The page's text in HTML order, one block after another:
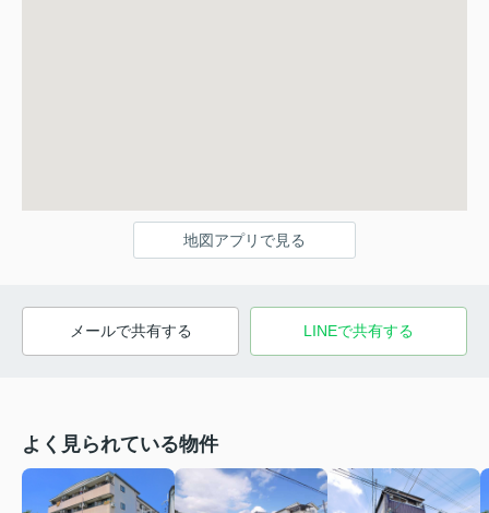
地図アプリで見る
メールで共有する LINEで共有する
よく見られている物件